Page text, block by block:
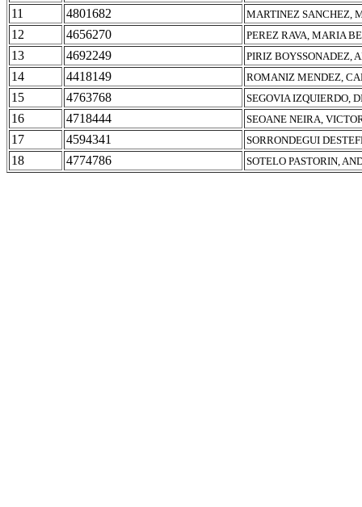
11 4801682 MARTINEZ SANCHEZ,
12 4656270 PEREZ RAVA, MARIA
13 4692249 PIRIZ BOYSSONADEZ,
14 4418149 ROMANIZ MENDEZ,
15 4763768 SEGOVIA IZQUIERDO,
16 4718444 SEOANE NEIRA,
17 4594341 SORRONDEGUI
18 4774786 SOTELO PASTORIN,